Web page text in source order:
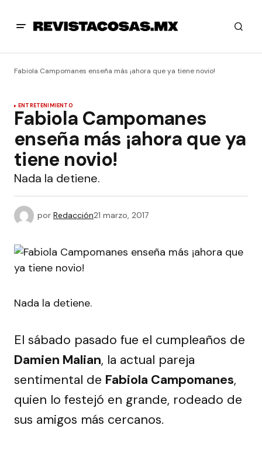
Fabiola Campomanes enseña más ¡ahora que ya tiene novio!
ENTRETENIMIENTO
Fabiola Campomanes
enseña más ¡ahora que ya
tiene novio!
Nada la detiene.
por Redacción21 marzo, 2017
Nada la detiene.
El sábado pasado fue el cumpleaños de
Damien Malian, la actual pareja
sentimental de Fabiola Campomanes,
quien lo festejó en grande, rodeado de
sus amigos más cercanos.